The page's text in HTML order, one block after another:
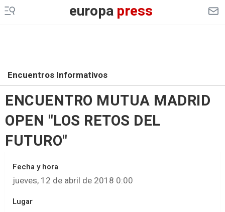
europapress
Encuentros Informativos
ENCUENTRO MUTUA MADRID
OPEN "LOS RETOS DEL
FUTURO"
Fecha y hora
jueves, 12 de abril de 2018 0:00
Lugar